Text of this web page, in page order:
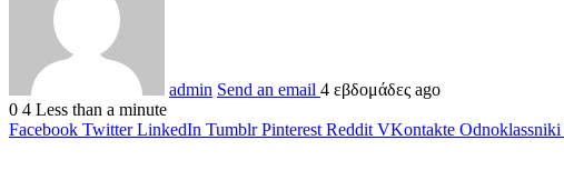
admin Send an email 4 εβδομάδες ago
0 4 Less than a minute
Facebook Twitter LinkedIn Tumblr Pinterest Reddit VKontakte Odnoklassniki